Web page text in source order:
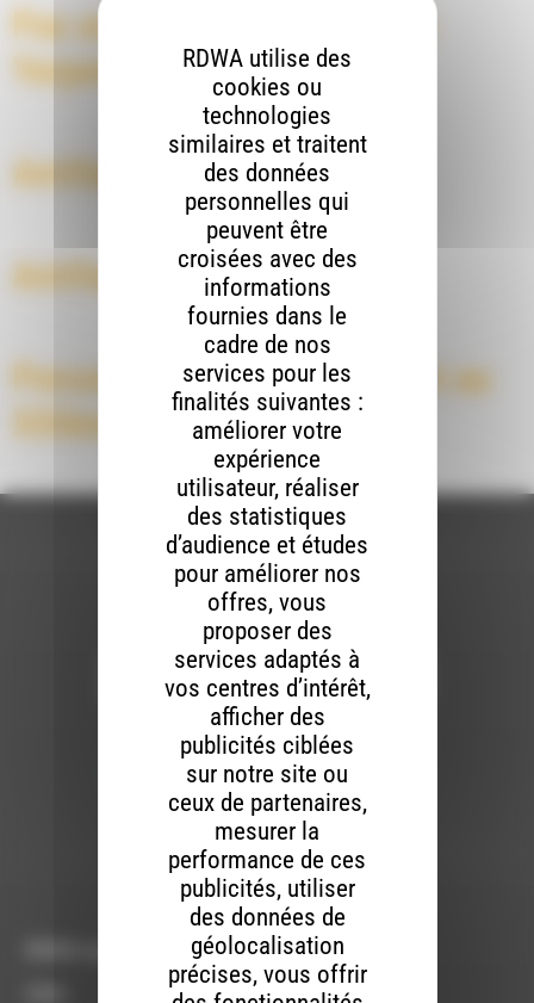
Pas avant 2043 par Melaine
Yerpenn
Antifada épisode 3
Antifada épisode 2
Penser le bon gouvernement au
XXIème siècle
Newsletter :
Nous utilisons Brevo en tant que plateforme
marketing. En soumettant ce formulaire, vous
acceptez que les données personnelles que
vous avez fournies soient transférées à
Brevo pour être traitées conformément
politique de confidentialité de Brevo.
S'INSCRIRE
RDWA vous accueille :
RDWA utilise des
cookies ou
technologies
similaires et traitent
des données
personnelles qui
peuvent être
croisées avec des
informations
fournies dans le
cadre de nos
services pour les
finalités suivantes :
améliorer votre
expérience
utilisateur, réaliser
des statistiques
d’audience et études
pour améliorer nos
offres, vous
proposer des
services adaptés à
vos centres d’intérêt,
afficher des
publicités ciblées
sur notre site ou
ceux de partenaires,
mesurer la
performance de ces
publicités, utiliser
des données de
géolocalisation
précises, vous offrir